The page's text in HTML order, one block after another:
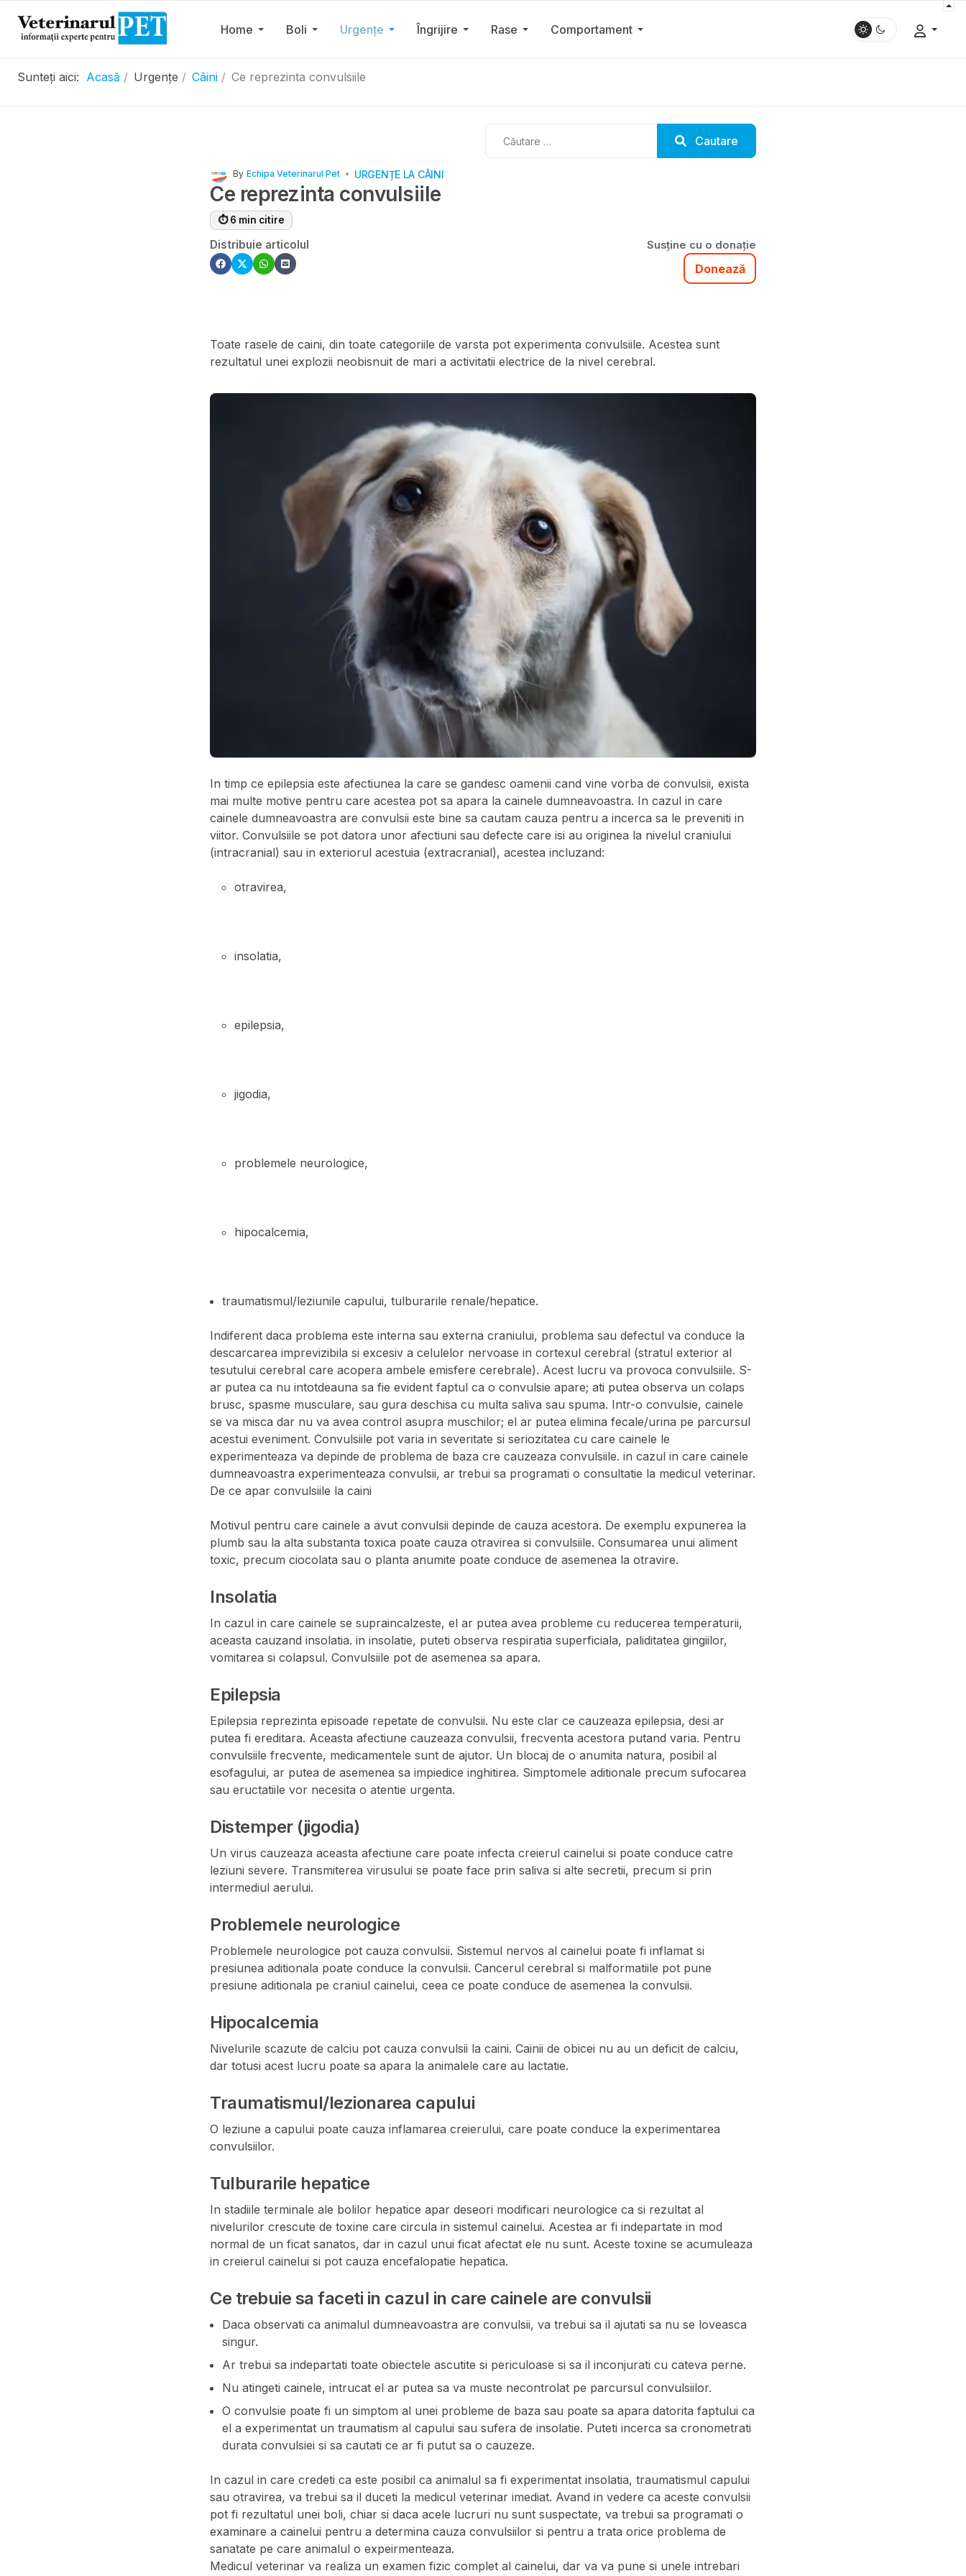
Home Boli Urgențe Îngrijire Rase Comportament
Sunteți aici: Acasă Urgențe Câini Ce reprezinta convulsiile
Cautare
By Echipa Veterinarul Pet URGENȚE LA CÂINI
Ce reprezinta convulsiile
⏱ 6 min citire
Distribuie articolul Susține cu o donație
Donează
Toate rasele de caini, din toate categoriile de varsta pot experimenta convulsiile. Acestea sunt
rezultatul unei explozii neobisnuit de mari a activitatii electrice de la nivel cerebral.
In timp ce epilepsia este afectiunea la care se gandesc oamenii cand vine vorba de convulsii, exista
mai multe motive pentru care acestea pot sa apara la cainele dumneavoastra. In cazul in care
cainele dumneavoastra are convulsii este bine sa cautam cauza pentru a incerca sa le preveniti in
viitor. Convulsiile se pot datora unor afectiuni sau defecte care isi au originea la nivelul craniului
(intracranial) sau in exteriorul acestuia (extracranial), acestea incluzand:
otravirea,
insolatia,
epilepsia,
jigodia,
problemele neurologice,
hipocalcemia,
traumatismul/leziunile capului, tulburarile renale/hepatice.
Indiferent daca problema este interna sau externa craniului, problema sau defectul va conduce la
descarcarea imprevizibila si excesiv a celulelor nervoase in cortexul cerebral (stratul exterior al
tesutului cerebral care acopera ambele emisfere cerebrale). Acest lucru va provoca convulsiile. S-
ar putea ca nu intotdeauna sa fie evident faptul ca o convulsie apare; ati putea observa un colaps
brusc, spasme musculare, sau gura deschisa cu multa saliva sau spuma. Intr-o convulsie, cainele
se va misca dar nu va avea control asupra muschilor; el ar putea elimina fecale/urina pe parcursul
acestui eveniment. Convulsiile pot varia in severitate si seriozitatea cu care cainele le
experimenteaza va depinde de problema de baza cre cauzeaza convulsiile. in cazul in care cainele
dumneavoastra experimenteaza convulsii, ar trebui sa programati o consultatie la medicul veterinar.
De ce apar convulsiile la caini
Motivul pentru care cainele a avut convulsii depinde de cauza acestora. De exemplu expunerea la
plumb sau la alta substanta toxica poate cauza otravirea si convulsiile. Consumarea unui aliment
toxic, precum ciocolata sau o planta anumite poate conduce de asemenea la otravire.
Insolatia
In cazul in care cainele se supraincalzeste, el ar putea avea probleme cu reducerea temperaturii,
aceasta cauzand insolatia. in insolatie, puteti observa respiratia superficiala, paliditatea gingiilor,
vomitarea si colapsul. Convulsiile pot de asemenea sa apara.
Epilepsia
Epilepsia reprezinta episoade repetate de convulsii. Nu este clar ce cauzeaza epilepsia, desi ar
putea fi ereditara. Aceasta afectiune cauzeaza convulsii, frecventa acestora putand varia. Pentru
convulsiile frecvente, medicamentele sunt de ajutor. Un blocaj de o anumita natura, posibil al
esofagului, ar putea de asemenea sa impiedice inghitirea. Simptomele aditionale precum sufocarea
sau eructatiile vor necesita o atentie urgenta.
Distemper (jigodia)
Un virus cauzeaza aceasta afectiune care poate infecta creierul cainelui si poate conduce catre
leziuni severe. Transmiterea virusului se poate face prin saliva si alte secretii, precum si prin
intermediul aerului.
Problemele neurologice
Problemele neurologice pot cauza convulsii. Sistemul nervos al cainelui poate fi inflamat si
presiunea aditionala poate conduce la convulsii. Cancerul cerebral si malformatiile pot pune
presiune aditionala pe craniul cainelui, ceea ce poate conduce de asemenea la convulsii.
Hipocalcemia
Nivelurile scazute de calciu pot cauza convulsii la caini. Cainii de obicei nu au un deficit de calciu,
dar totusi acest lucru poate sa apara la animalele care au lactatie.
Traumatismul/lezionarea capului
O leziune a capului poate cauza inflamarea creierului, care poate conduce la experimentarea
convulsiilor.
Tulburarile hepatice
In stadiile terminale ale bolilor hepatice apar deseori modificari neurologice ca si rezultat al
nivelurilor crescute de toxine care circula in sistemul cainelui. Acestea ar fi indepartate in mod
normal de un ficat sanatos, dar in cazul unui ficat afectat ele nu sunt. Aceste toxine se acumuleaza
in creierul cainelui si pot cauza encefalopatie hepatica.
Ce trebuie sa faceti in cazul in care cainele are convulsii
Daca observati ca animalul dumneavoastra are convulsii, va trebui sa il ajutati sa nu se loveasca
singur.
Ar trebui sa indepartati toate obiectele ascutite si periculoase si sa il inconjurati cu cateva perne.
Nu atingeti cainele, intrucat el ar putea sa va muste necontrolat pe parcursul convulsiilor.
O convulsie poate fi un simptom al unei probleme de baza sau poate sa apara datorita faptului ca
el a experimentat un traumatism al capului sau sufera de insolatie. Puteti incerca sa cronometrati
durata convulsiei si sa cautati ce ar fi putut sa o cauzeze.
In cazul in care credeti ca este posibil ca animalul sa fi experimentat insolatia, traumatismul capului
sau otravirea, va trebui sa il duceti la medicul veterinar imediat. Avand in vedere ca aceste convulsii
pot fi rezultatul unei boli, chiar si daca acele lucruri nu sunt suspectate, va trebui sa programati o
examinare a cainelui pentru a determina cauza convulsiilor si pentru a trata orice problema de
sanatate pe care animalul o expeirmenteaza.
Medicul veterinar va realiza un examen fizic complet al cainelui, dar va va pune si unele intrebari